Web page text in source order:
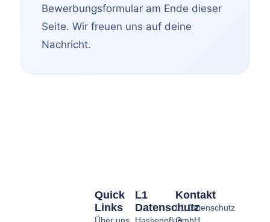
Bewerbungsformular am Ende dieser
Seite. Wir freuen uns auf deine
Nachricht.
L1
Datenschutz
Hassenpflug
Quick
Links
Über uns
Kontakt
L1 Datenschutz
GmbH